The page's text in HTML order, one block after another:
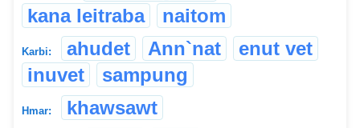
kana leitraba
naitom
Karbi: ahudet Ann`nat
enut vet
inuvet
sampung
Hmar: khawsawt